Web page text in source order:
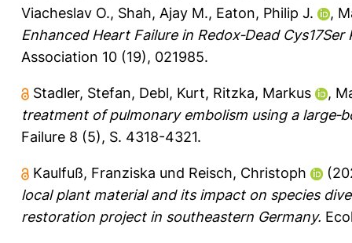
Viacheslav O., Shah, Ajay M., Eaton, Philip J. ,
Enhanced Heart Failure in Redox‐Dead Cys17Ser
Association 10 (19), 021985.
Stadler, Stefan, Debl, Kurt, Ritzka, Markus ,
treatment of pulmonary embolism using a
Failure 8 (5), S. 4318-4321.
Kaulfuß, Franziska und Reisch, Christoph
local plant material and its impact on species
restoration project in southeastern Germany.